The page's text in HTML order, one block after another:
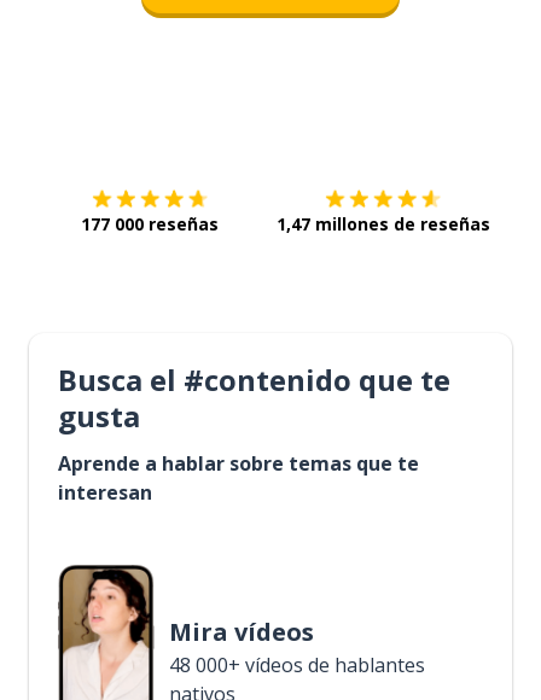
177 000 reseñas 1,47 millones de reseñas
Busca el #contenido que te
gusta
Aprende a hablar sobre temas que te
interesan
Mira vídeos
48 000+ vídeos de hablantes
nativos